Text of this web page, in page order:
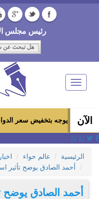
رئيس مجلس
Toggle
navigation
الآن
سعر الدواجن المجمدة إلى 100 جنيه للكيلو بالمجمعات الاستهلاكية
الرئيسية عالم حواء
أحمد الصادق يوضح تأثير
أحمد الصادق يوضح